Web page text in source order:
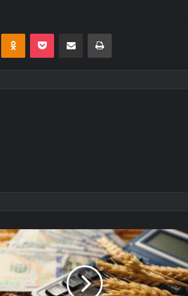
Odnoklassniki
Pocket E-Posta ile paylaş Yazdır